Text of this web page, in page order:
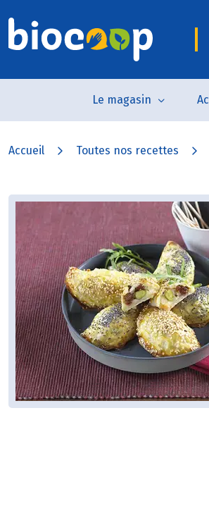
Le magasin
Accueil Toutes nos recettes